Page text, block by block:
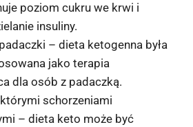
poziom cukru we krwi i
insuliny.
– dieta ketogenna była
jako terapia
dla osób z padaczką.
schorzeniami
– dieta keto może być